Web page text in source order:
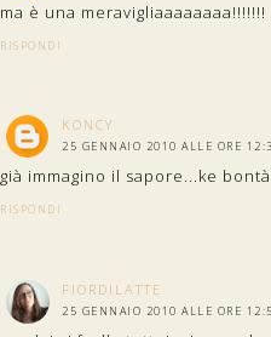
ma è una
RISPONDI
KONCY
25 GENNAIO 2010 ALLE ORE
già immagino il sapore...ke
RISPONDI
FIORDILATTE
25 GENNAIO 2010 ALLE ORE